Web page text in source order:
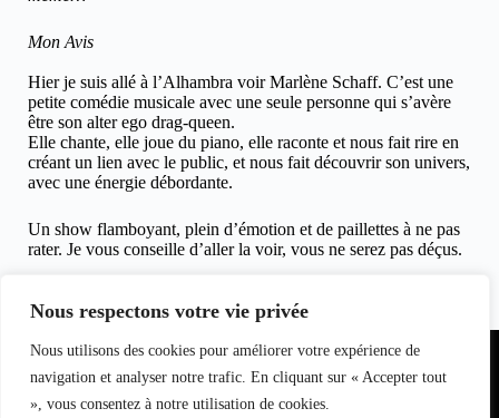
Nous respectons votre vie privée
Nous utilisons des cookies pour améliorer votre expérience de
navigation et analyser notre trafic. En cliquant sur « Accepter tout
», vous consentez à notre utilisation de cookies.
Mon Avis
Hier je suis allé à l’Alhambra voir Marlène Schaff. C’est une
petite comédie musicale avec une seule personne qui s’avère
être son alter ego drag-queen.
Elle chante, elle joue du piano, elle raconte et nous fait rire en
créant un lien avec le public, et nous fait découvrir son univers,
avec une énergie débordante.
Un show flamboyant, plein d’émotion et de paillettes à ne pas
rater. Je vous conseille d’aller la voir, vous ne serez pas déçus.
Hugues Marcouyau, le 16 avril 2026, pour clicinfospectacles.fr
Equipe du
magazine
Contact Partenariat
nfo
pectacle